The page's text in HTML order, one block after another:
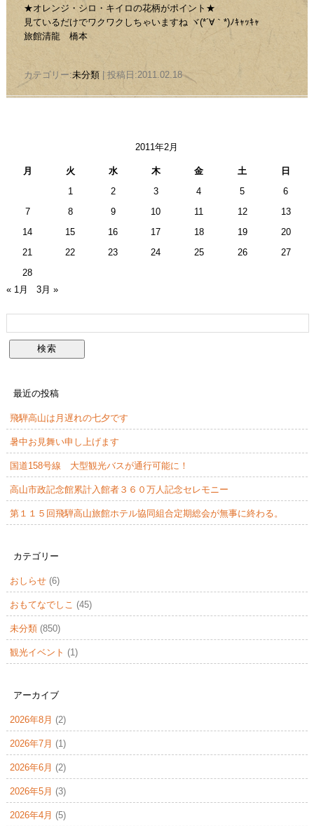
★オレンジ・シロ・キイロの花柄がポイント★
見ているだけでワクワクしちゃいますね ヾ(*´∀｀*)ﾉｷｬｯｷｬ
旅館清龍 橋本
カテゴリー:未分類| 投稿日:2011.02.18
2011年2月
月 火 水 木 金 土
日
1
2 3 4 5
6
7
8 9 10 11 12
13
14
15 16 17 18 19
20
21
22 23 24 25 26
27
28
« 1月
3月 »
最近の投稿
飛騨高山は月遅れの七夕です
暑中お見舞い申し上げます
国道158号線 大型観光バスが通行可能に！
高山市政記念館累計入館者３６０万人記念セレモニー
第１１５回飛騨高山旅館ホテル協同組合定期総会が無事に終わる。
カテゴリー
おしらせ(6)
おもてなでしこ (45)
未分類(850)
観光イベント (1)
アーカイブ
2026年8月 (2)
2026年7月 (1)
2026年6月 (2)
2026年5月 (3)
2026年4月 (5)